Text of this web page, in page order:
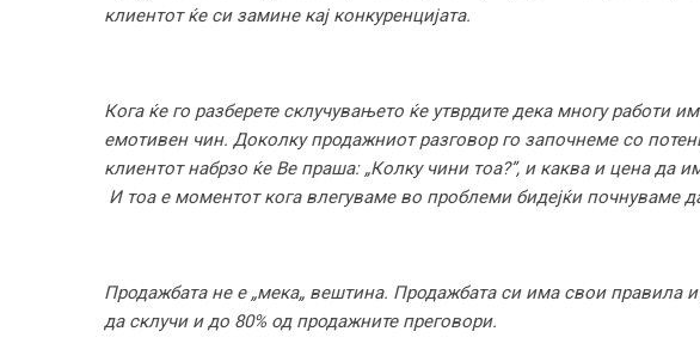
клиентот ќе си замине кај конкуренцијата.
Кога ќе го разберете склучувањето ќе утврдите дека многу работи
емотивен чин. Доколку продажниот разговор го започнеме со
клиентот набрзо ќе Ве праша: „Колку чини тоа?”, и каква и цена да
И тоа е моментот кога влегуваме во проблеми бидејќи почнуваме
Продажбата не е „мека„ вештина. Продажбата си има свои правила
да склучи и до 80% од продажните преговори.